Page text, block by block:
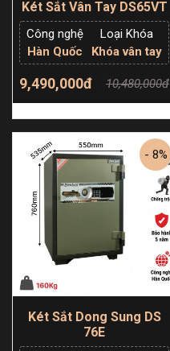
Két Sắt Vân Tay DS65VT
Công nghệ
Hàn Quốc
Loại Khóa
Khóa vân tay
9,490,000đ 10,480,000đ
- 8%
Két Sắt Dong Sung DS
76E